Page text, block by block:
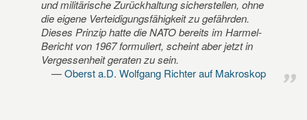
und militärische Zurückhaltung sicherstellen, ohne
die eigene Verteidigungsfähigkeit zu gefährden.
Dieses Prinzip hatte die NATO bereits im Harmel-
Bericht von 1967 formuliert, scheint aber jetzt in
Vergessenheit geraten zu sein.
Oberst a.D. Wolfgang Richter auf Makroskop